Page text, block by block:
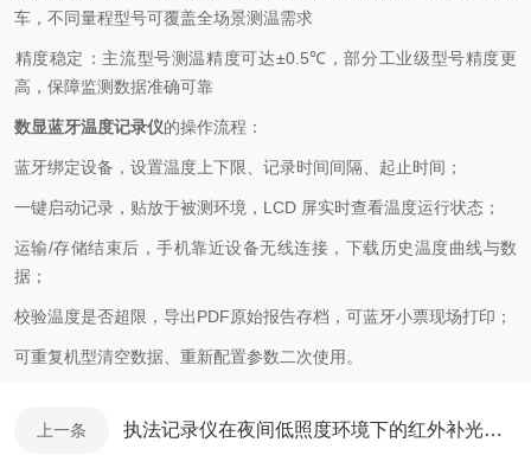
车，不同量程型号可覆盖全场景测温需求
精度稳定 ：主流型号测温精度可达±0.5℃ ，部分工业级型号精度更
高，保障监测数据准确可靠
数显蓝牙温度记录仪的操作流程：
蓝牙绑定设备，设置温度上下限、记录时间间隔、起止时间；
一键启动记录，贴放于被测环境， LCD 屏实时查看温度运行状态；
运输/存储结束后，手机靠近设备无线连接，下载历史温度曲线与数
据；
校验温度是否超限，导出PDF原始报告存档，可蓝牙小票现场打印；
可重复机型清空数据、重新配置参数二次使用。
上一条 执法记录仪在夜间低照度环境下的红外补光与图像增强技术分析